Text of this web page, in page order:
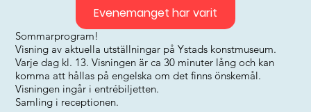
Sommarprogram!
Visning av aktuella utställningar på Ystads konstmuseum.
Varje dag kl. 13. Visningen är ca 30 minuter lång och kan
komma att hållas på engelska om det finns önskemål.
Visningen ingår i entrébiljetten.
Samling i receptionen.
Evenemanget har varit